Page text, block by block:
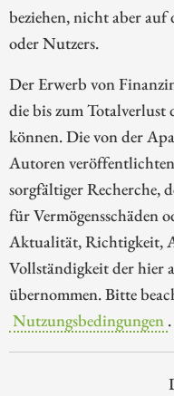
beziehen, nicht aber auf
oder Nutzers.
Der Erwerb von
die bis zum Totalverlust
können. Die von der
Autoren
sorgfältiger Recherche,
für Vermögensschäden
Aktualität, Richtigkeit,
Vollständigkeit der hier
übernommen. Bitte
Nutzungsbedingungen .